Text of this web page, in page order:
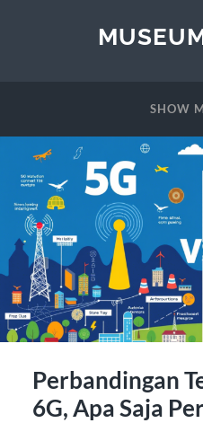
SHOW
Perbandingan
6G, Apa Saja